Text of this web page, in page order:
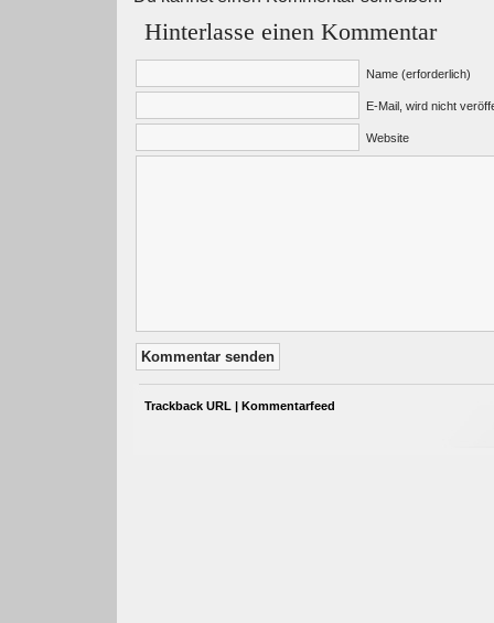
Hinterlasse einen Kommentar
Name (erforderlich)
E-Mail, wird nicht
Website
Trackback URL | Kommentarfeed